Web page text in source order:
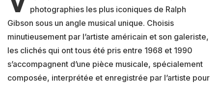
photographies les plus iconiques de Ralph
Gibson sous un angle musical unique. Choisis
minutieusement par l’artiste américain et son galeriste,
les clichés qui ont tous été pris entre 1968 et 1990
s’accompagnent d’une pièce musicale, spécialement
composée, interprétée et enregistrée par l’artiste pour